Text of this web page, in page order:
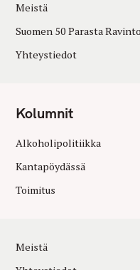
Meistä
Suomen 50 Parasta
Yhteystiedot
Kolumnit
Alkoholipolitiikka
Kantapöydässä
Toimitus
Meistä